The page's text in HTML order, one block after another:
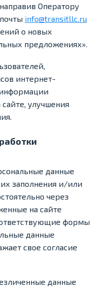
Оператору
info@transitllc.ru
о новых
предложениях».
интернет-
улучшения
данные
заполнения и/или
через
на сайте
формы
данные
свое согласие
данные